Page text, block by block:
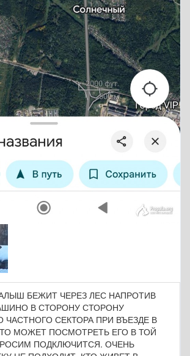
БЕЖИТ ЧЕРЕЗ ЛЕС НАПРОТИВ
В СТОРОНУ СТОРОНУ
СЕКТОРА ПРИ ВЪЕЗДЕ В
МОЖЕТ ПОСМОТРЕТЬ ЕГО В ТОЙ
ПОДКЛЮЧИТСЯ. ОЧЕНЬ